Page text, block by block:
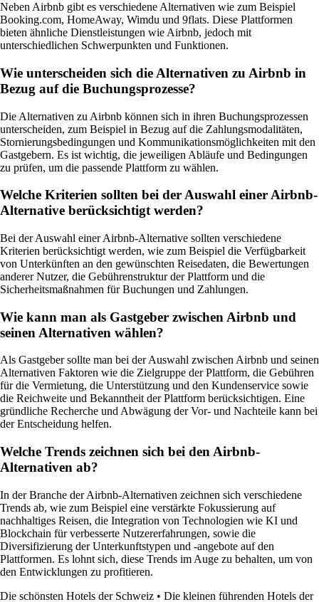
Neben Airbnb gibt es verschiedene Alternativen wie zum Beispiel
Booking.com, HomeAway, Wimdu und 9flats. Diese Plattformen
bieten ähnliche Dienstleistungen wie Airbnb, jedoch mit
unterschiedlichen Schwerpunkten und Funktionen.
Wie unterscheiden sich die Alternativen zu Airbnb in
Bezug auf die Buchungsprozesse?
Die Alternativen zu Airbnb können sich in ihren Buchungsprozessen
unterscheiden, zum Beispiel in Bezug auf die Zahlungsmodalitäten,
Stornierungsbedingungen und Kommunikationsmöglichkeiten mit den
Gastgebern. Es ist wichtig, die jeweiligen Abläufe und Bedingungen
zu prüfen, um die passende Plattform zu wählen.
Welche Kriterien sollten bei der Auswahl einer Airbnb-
Alternative berücksichtigt werden?
Bei der Auswahl einer Airbnb-Alternative sollten verschiedene
Kriterien berücksichtigt werden, wie zum Beispiel die Verfügbarkeit
von Unterkünften an den gewünschten Reisedaten, die Bewertungen
anderer Nutzer, die Gebührenstruktur der Plattform und die
Sicherheitsmaßnahmen für Buchungen und Zahlungen.
Wie kann man als Gastgeber zwischen Airbnb und
seinen Alternativen wählen?
Als Gastgeber sollte man bei der Auswahl zwischen Airbnb und seinen
Alternativen Faktoren wie die Zielgruppe der Plattform, die Gebühren
für die Vermietung, die Unterstützung und den Kundenservice sowie
die Reichweite und Bekanntheit der Plattform berücksichtigen. Eine
gründliche Recherche und Abwägung der Vor- und Nachteile kann bei
der Entscheidung helfen.
Welche Trends zeichnen sich bei den Airbnb-
Alternativen ab?
In der Branche der Airbnb-Alternativen zeichnen sich verschiedene
Trends ab, wie zum Beispiel eine verstärkte Fokussierung auf
nachhaltiges Reisen, die Integration von Technologien wie KI und
Blockchain für verbesserte Nutzererfahrungen, sowie die
Diversifizierung der Unterkunftstypen und -angebote auf den
Plattformen. Es lohnt sich, diese Trends im Auge zu behalten, um von
den Entwicklungen zu profitieren.
Die schönsten Hotels der Schweiz • Die kleinen führenden Hotels der